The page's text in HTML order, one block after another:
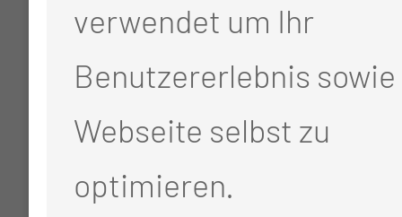
verwendet um Ihr
Benutzererlebnis
Webseite selbst zu
optimieren.